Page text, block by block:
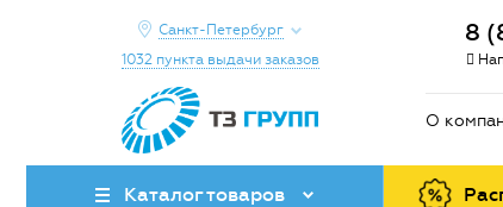
Санкт-Петербург
1032 пункта выдачи заказов
8
О
Каталог товаров